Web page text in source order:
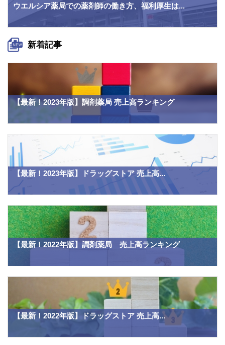
ウエルシア薬局での薬剤師の働き方、福利厚生は...
新着記事
【最新！2023年版】調剤薬局 売上高ランキング
【最新！2023年版】ドラッグストア 売上高...
【最新！2022年版】調剤薬局 売上高ランキング
【最新！2022年版】ドラッグストア 売上高...